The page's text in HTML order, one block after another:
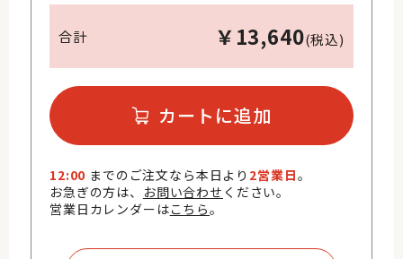
合計 ￥ 13,640(税込)
カートに追加
12:00 までのご注文なら本日より 2営業日。
お急ぎの方は、 お問い合わせ ください。
営業日カレンダーはこちら。